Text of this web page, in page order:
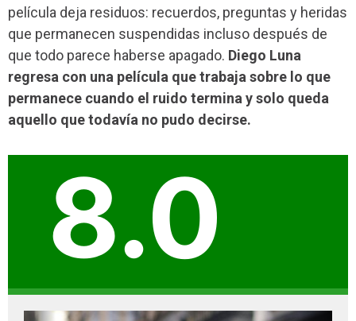
película deja residuos: recuerdos, preguntas y heridas
que permanecen suspendidas incluso después de
que todo parece haberse apagado. Diego Luna
regresa con una película que trabaja sobre lo que
permanece cuando el ruido termina y solo queda
aquello que todavía no pudo decirse.
8.0